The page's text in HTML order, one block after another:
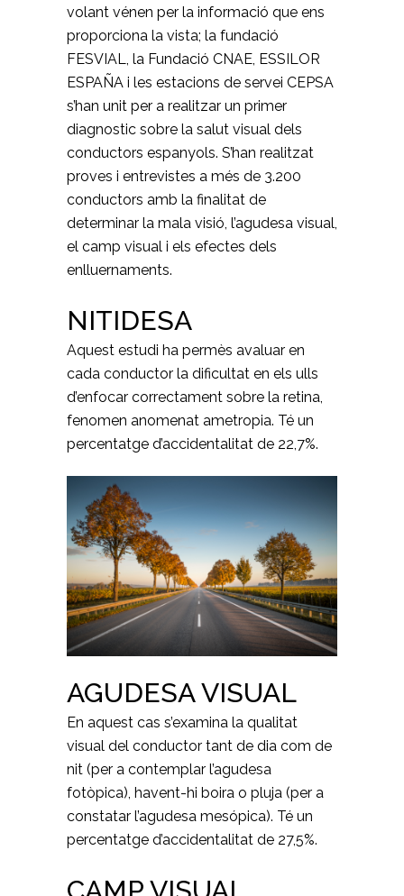
volant vénen per la informació que ens
proporciona la vista; la fundació
FESVIAL, la Fundació CNAE, ESSILOR
ESPAÑA i les estacions de servei CEPSA
s’han unit per a realitzar un primer
diagnostic sobre la salut visual dels
conductors espanyols. S’han realitzat
proves i entrevistes a més de 3.200
conductors amb la finalitat de
determinar la mala visió, l’agudesa visual,
el camp visual i els efectes dels
enlluernaments.
NITIDESA
Aquest estudi ha permès avaluar en
cada conductor la dificultat en els ulls
d’enfocar correctament sobre la retina,
fenomen anomenat ametropia. Té un
percentatge d’accidentalitat de 22,7%.
AGUDESA VISUAL
En aquest cas s’examina la qualitat
visual del conductor tant de dia com de
nit (per a contemplar l’agudesa
fotòpica), havent-hi boira o pluja (per a
constatar l’agudesa mesópica). Té un
percentatge d’accidentalitat de 27,5%.